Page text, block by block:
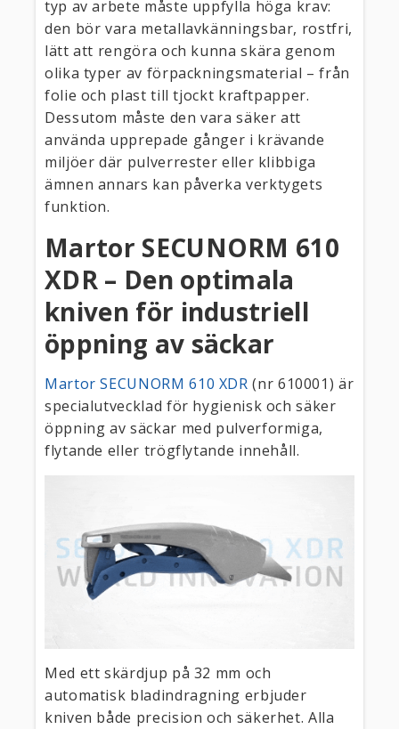
typ av arbete måste uppfylla höga krav:
den bör vara metallavkänningsbar, rostfri,
lätt att rengöra och kunna skära genom
olika typer av förpackningsmaterial – från
folie och plast till tjockt kraftpapper.
Dessutom måste den vara säker att
använda upprepade gånger i krävande
miljöer där pulverrester eller klibbiga
ämnen annars kan påverka verktygets
funktion.
Martor SECUNORM 610
XDR – Den optimala
kniven för industriell
öppning av säckar
Martor SECUNORM 610 XDR (nr 610001) är
specialutvecklad för hygienisk och säker
öppning av säckar med pulverformiga,
flytande eller trögflytande innehåll.
Med ett skärdjup på 32 mm och
automatisk bladindragning erbjuder
kniven både precision och säkerhet. Alla